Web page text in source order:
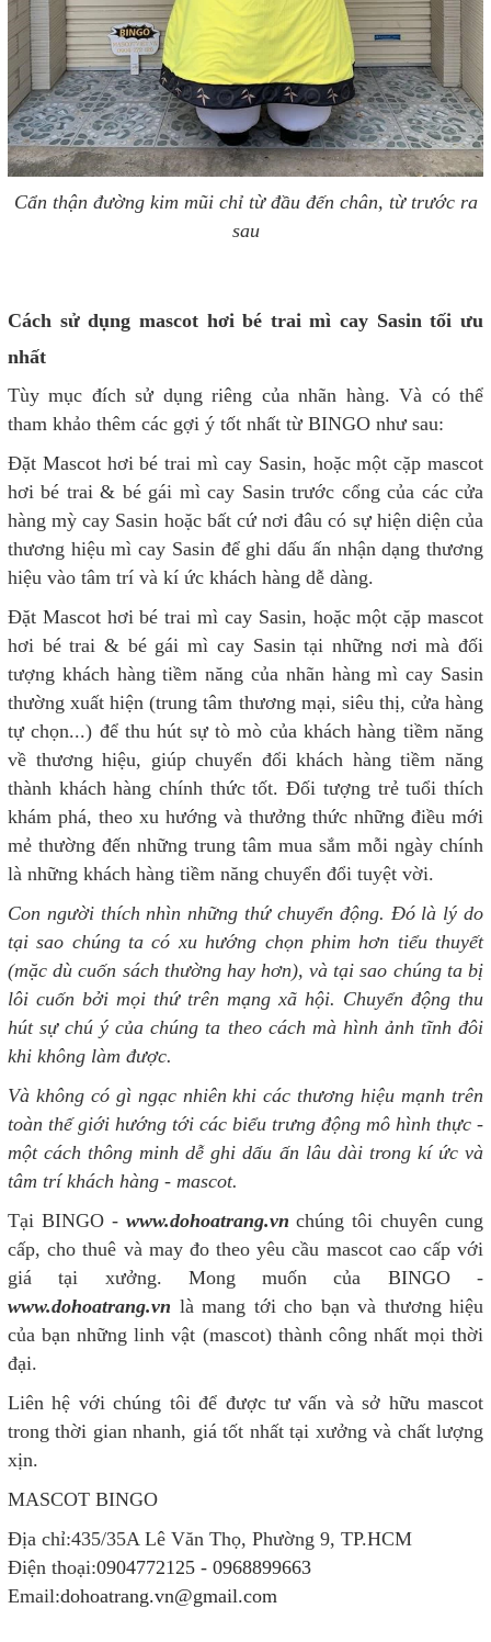
Cẩn thận đường kim mũi chỉ từ đầu đến chân, từ trước ra
sau
Cách sử dụng mascot hơi bé trai mì cay Sasin tối ưu
nhất
Tùy mục đích sử dụng riêng của nhãn hàng. Và có thể
tham khảo thêm các gợi ý tốt nhất từ BINGO như sau:
Đặt Mascot hơi bé trai mì cay Sasin, hoặc một cặp mascot
hơi bé trai & bé gái mì cay Sasin trước cổng của các cửa
hàng mỳ cay Sasin hoặc bất cứ nơi đâu có sự hiện diện của
thương hiệu mì cay Sasin để ghi dấu ấn nhận dạng thương
hiệu vào tâm trí và kí ức khách hàng dễ dàng.
Đặt Mascot hơi bé trai mì cay Sasin, hoặc một cặp mascot
hơi bé trai & bé gái mì cay Sasin tại những nơi mà đối
tượng khách hàng tiềm năng của nhãn hàng mì cay Sasin
thường xuất hiện (trung tâm thương mại, siêu thị, cửa hàng
tự chọn...) để thu hút sự tò mò của khách hàng tiềm năng
về thương hiệu, giúp chuyển đổi khách hàng tiềm năng
thành khách hàng chính thức tốt. Đối tượng trẻ tuổi thích
khám phá, theo xu hướng và thưởng thức những điều mới
mẻ thường đến những trung tâm mua sắm mỗi ngày chính
là những khách hàng tiềm năng chuyển đổi tuyệt vời.
Con người thích nhìn những thứ chuyển động. Đó là lý do
tại sao chúng ta có xu hướng chọn phim hơn tiểu thuyết
(mặc dù cuốn sách thường hay hơn), và tại sao chúng ta bị
lôi cuốn bởi mọi thứ trên mạng xã hội. Chuyển động thu
hút sự chú ý của chúng ta theo cách mà hình ảnh tĩnh đôi
khi không làm được.
Và không có gì ngạc nhiên khi các thương hiệu mạnh trên
toàn thế giới hướng tới các biểu trưng động mô hình thực -
một cách thông minh dễ ghi dấu ấn lâu dài trong kí ức và
tâm trí khách hàng - mascot.
Tại BINGO - www.dohoatrang.vn chúng tôi chuyên cung
cấp, cho thuê và may đo theo yêu cầu mascot cao cấp với
giá tại xưởng. Mong muốn của BINGO -
www.dohoatrang.vn là mang tới cho bạn và thương hiệu
của bạn những linh vật (mascot) thành công nhất mọi thời
đại.
Liên hệ với chúng tôi để được tư vấn và sở hữu mascot
trong thời gian nhanh, giá tốt nhất tại xưởng và chất lượng
xịn.
MASCOT BINGO
Địa chỉ:435/35A Lê Văn Thọ, Phường 9, TP.HCM
Điện thoại:0904772125 - 0968899663
Email:dohoatrang.vn@gmail.com